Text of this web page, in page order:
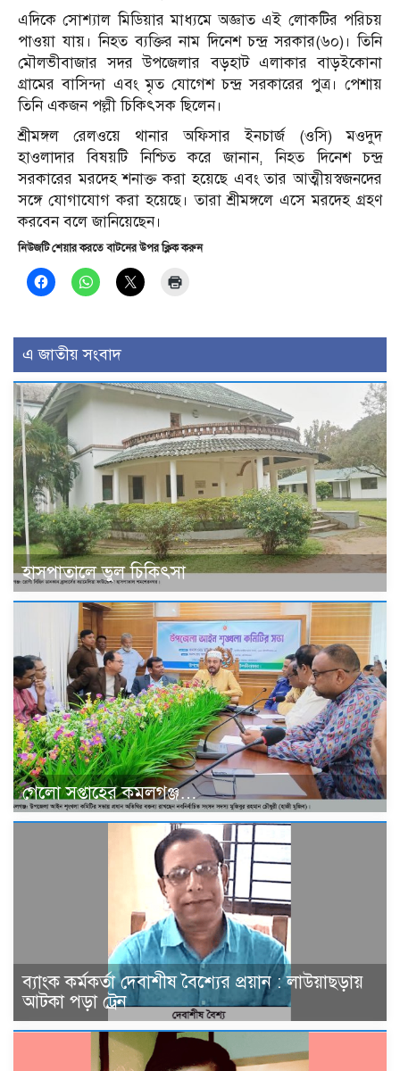
এদিকে সোশ্যাল মিডিয়ার মাধ্যমে অজ্ঞাত এই লোকটির পরিচয়
পাওয়া যায়। নিহত ব্যক্তির নাম দিনেশ চন্দ্র সরকার(৬০)। তিনি
মৌলভীবাজার সদর উপজেলার বড়হাট এলাকার বাড়ইকোনা
গ্রামের বাসিন্দা এবং মৃত যোগেশ চন্দ্র সরকারের পুত্র। পেশায়
তিনি একজন পল্লী চিকিৎসক ছিলেন।
শ্রীমঙ্গল রেলওয়ে থানার অফিসার ইনচার্জ (ওসি) মওদুদ
হাওলাদার বিষয়টি নিশ্চিত করে জানান, নিহত দিনেশ চন্দ্র
সরকারের মরদেহ শনাক্ত করা হয়েছে এবং তার আত্মীয়স্বজনদের
সঙ্গে যোগাযোগ করা হয়েছে। তারা শ্রীমঙ্গলে এসে মরদেহ গ্রহণ
করবেন বলে জানিয়েছেন।
নিউজটি শেয়ার করতে বাটনের উপর ক্লিক করুন
এ জাতীয় সংবাদ
হাসপাতালে ভুল চিকিৎসা
গেলো সপ্তাহের কমলগঞ্জ…
ব্যাংক কর্মকর্তা দেবাশীষ বৈশ্যের প্রয়ান : লাউয়াছড়ায়
আটকা পড়া ট্রেন